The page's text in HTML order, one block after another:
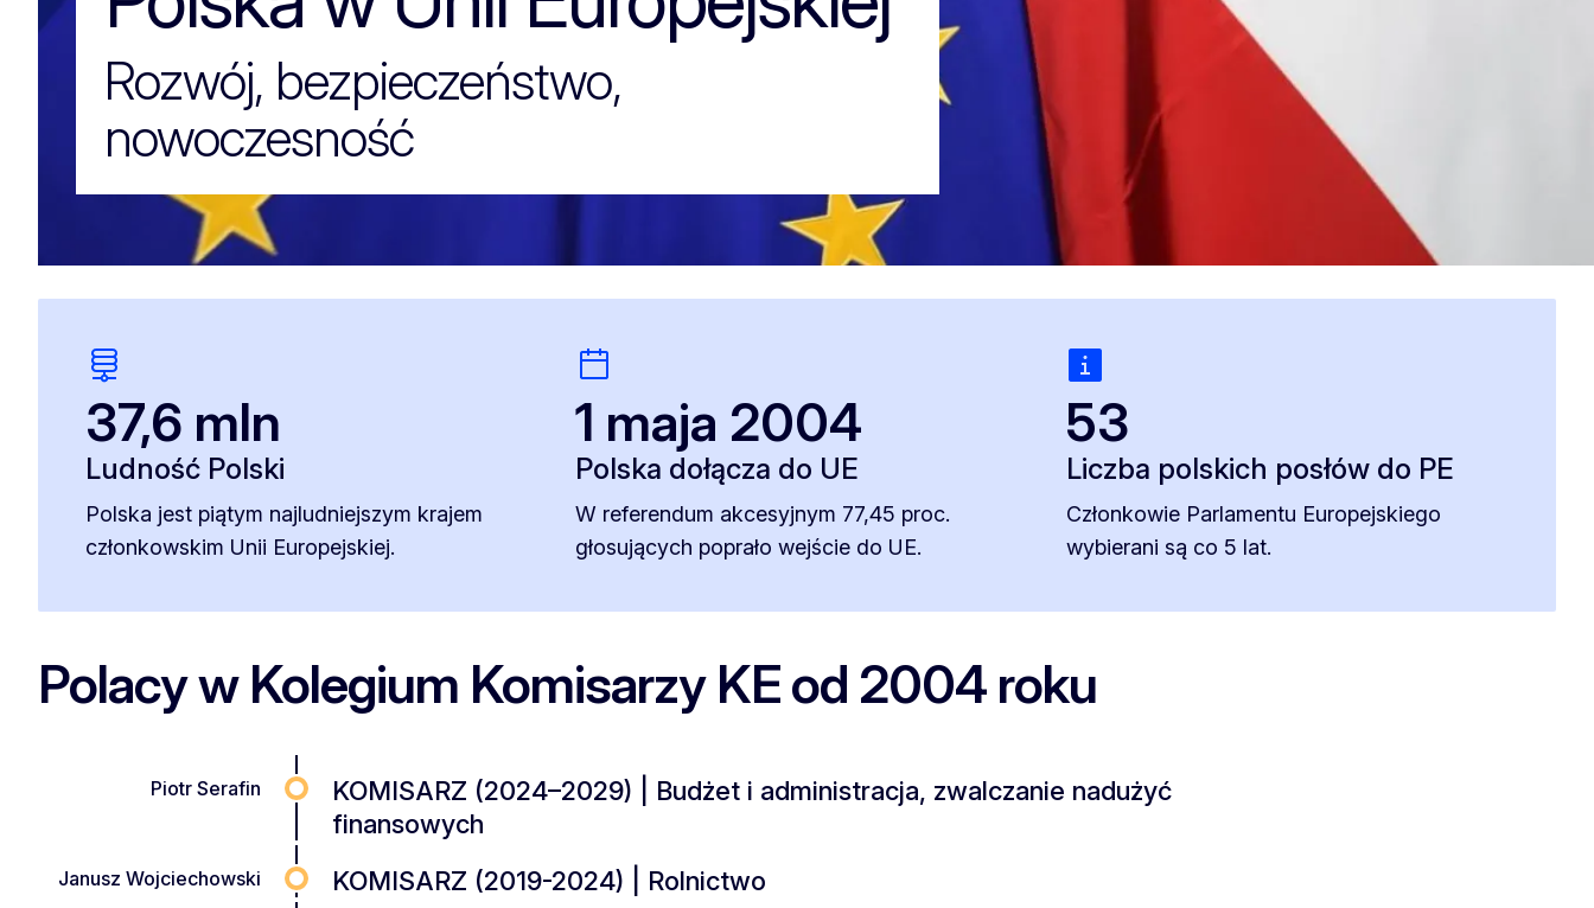
Rozwój, bezpieczeństwo,
nowoczesność
37,6 mln
Ludność Polski
Polska jest piątym najludniejszym krajem
członkowskim Unii Europejskiej.
1 maja 2004
Polska dołącza do UE
W referendum akcesyjnym 77,45 proc.
głosujących poprało wejście do UE.
53
Liczba polskich posłów do PE
Członkowie Parlamentu Europejskiego
wybierani są co 5 lat.
Polacy w Kolegium Komisarzy KE od 2004 roku
Piotr Serafin
KOMISARZ (2024–2029) | Budżet i administracja, zwalczanie nadużyć
finansowych
Janusz Wojciechowski KOMISARZ (2019-2024) | Rolnictwo